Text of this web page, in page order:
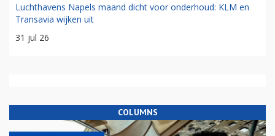
Luchthavens Napels maand dicht voor onderhoud: KLM en
Transavia wijken uit
31 jul 26
COLUMNS